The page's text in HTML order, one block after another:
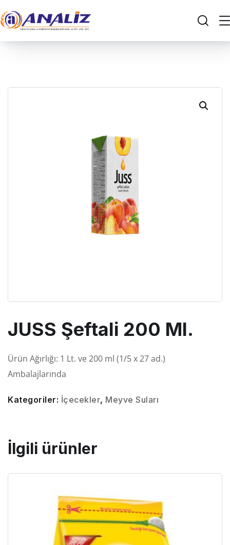
JUSS Şeftali 200 Ml.
Ürün Ağırlığı: 1 Lt. ve 200 ml (1/5 x 27 ad.)
Ambalajlarında
Kategoriler: İçecekler, Meyve Suları
İlgili ürünler